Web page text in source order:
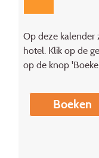
Op deze kalender
hotel. Klik op de
op de knop
Boeken